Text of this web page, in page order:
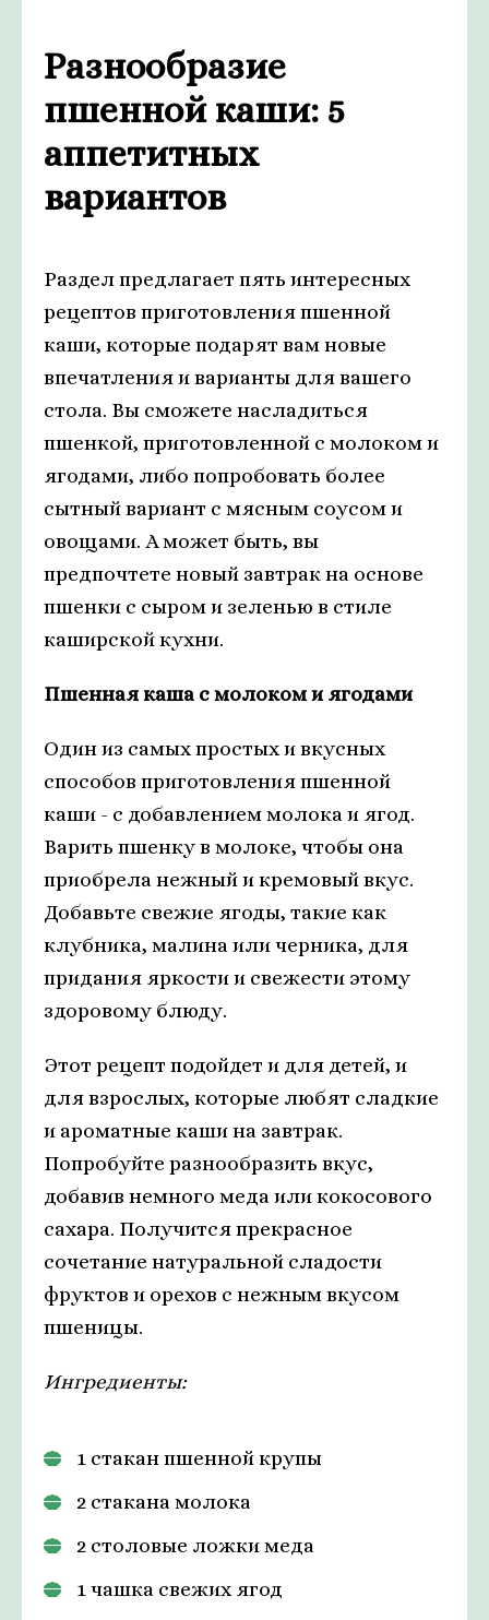
Разнообразие
пшенной каши: 5
аппетитных
вариантов
Раздел предлагает пять интересных
рецептов приготовления пшенной
каши, которые подарят вам новые
впечатления и варианты для вашего
стола. Вы сможете насладиться
пшенкой, приготовленной с молоком и
ягодами, либо попробовать более
сытный вариант с мясным соусом и
овощами. А может быть, вы
предпочтете новый завтрак на основе
пшенки с сыром и зеленью в стиле
каширской кухни.
Пшенная каша с молоком и ягодами
Один из самых простых и вкусных
способов приготовления пшенной
каши - с добавлением молока и ягод.
Варить пшенку в молоке, чтобы она
приобрела нежный и кремовый вкус.
Добавьте свежие ягоды, такие как
клубника, малина или черника, для
придания яркости и свежести этому
здоровому блюду.
Этот рецепт подойдет и для детей, и
для взрослых, которые любят сладкие
и ароматные каши на завтрак.
Попробуйте разнообразить вкус,
добавив немного меда или кокосового
сахара. Получится прекрасное
сочетание натуральной сладости
фруктов и орехов с нежным вкусом
пшеницы.
Ингредиенты:
1 стакан пшенной крупы
2 стакана молока
2 столовые ложки меда
1 чашка свежих ягод